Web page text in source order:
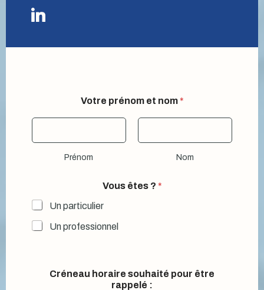
Votre prénom et nom *
Prénom Nom
Vous êtes ? *
Un particulier
Un professionnel
Créneau horaire souhaité pour être
rappelé :